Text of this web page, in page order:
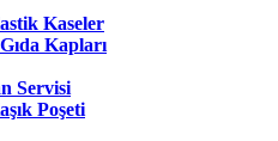
Kaseler
Kapları
Servisi
Poşeti